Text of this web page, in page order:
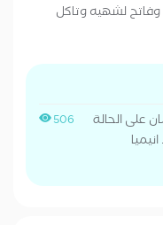
وفاتح لشهيه وتاكل
506
على الحالة